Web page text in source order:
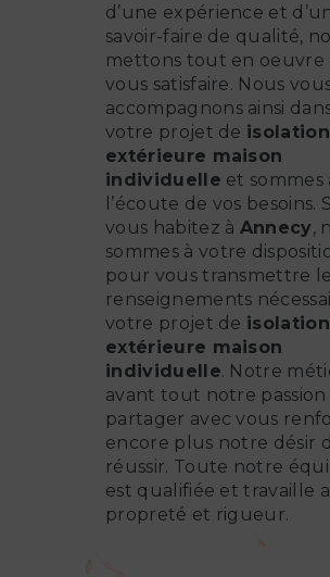
d’une expérience et
savoir-faire de qualité,
mettons tout en oeuvre
vous satisfaire. Nous
accompagnons ainsi
votre projet de isolation
extérieure maison
individuelle et sommes
l’écoute de vos besoins.
vous habitez à Annecy,
sommes à votre
pour vous transmettre
renseignements
votre projet de isolation
extérieure maison
individuelle. Notre
avant tout notre passion
partager avec vous
encore plus notre désir
réussir. Toute notre
est qualifiée et travaille
propreté et rigueur.